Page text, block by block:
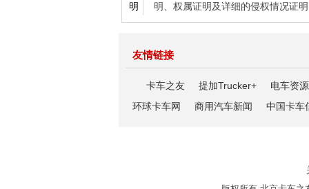
明
明、权属证明及详细的侵权情况证
友情链接
卡车之友 提加Trucker+
电车资源
环球卡车网
商用汽车新闻 中国卡车